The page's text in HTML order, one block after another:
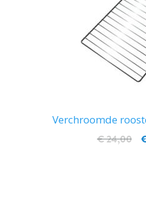
Verchroomde
€ 24,00